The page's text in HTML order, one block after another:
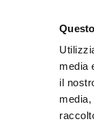
media
il